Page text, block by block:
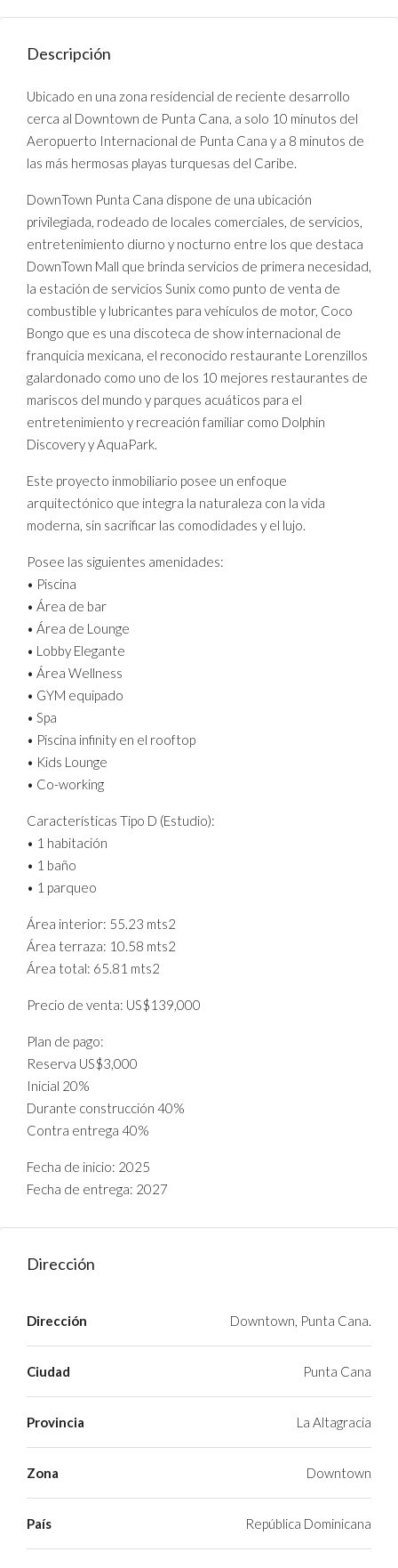
Descripción
Ubicado en una zona residencial de reciente desarrollo
cerca al Downtown de Punta Cana, a solo 10 minutos del
Aeropuerto Internacional de Punta Cana y a 8 minutos de
las más hermosas playas turquesas del Caribe.
DownTown Punta Cana dispone de una ubicación
privilegiada, rodeado de locales comerciales, de servicios,
entretenimiento diurno y nocturno entre los que destaca
DownTown Mall que brinda servicios de primera necesidad,
la estación de servicios Sunix como punto de venta de
combustible y lubricantes para vehículos de motor, Coco
Bongo que es una discoteca de show internacional de
franquicia mexicana, el reconocido restaurante Lorenzillos
galardonado como uno de los 10 mejores restaurantes de
mariscos del mundo y parques acuáticos para el
entretenimiento y recreación familiar como Dolphin
Discovery y AquaPark.
Este proyecto inmobiliario posee un enfoque
arquitectónico que integra la naturaleza con la vida
moderna, sin sacrificar las comodidades y el lujo.
Posee las siguientes amenidades:
• Piscina
• Área de bar
• Área de Lounge
• Lobby Elegante
• Área Wellness
• GYM equipado
• Spa
• Piscina infinity en el rooftop
• Kids Lounge
• Co-working
Características Tipo D (Estudio):
• 1 habitación
• 1 baño
• 1 parqueo
Área interior: 55.23 mts2
Área terraza: 10.58 mts2
Área total: 65.81 mts2
Precio de venta: US$139,000
Plan de pago:
Reserva US$3,000
Inicial 20%
Durante construcción 40%
Contra entrega 40%
Fecha de inicio: 2025
Fecha de entrega: 2027
Dirección
Dirección Downtown, Punta Cana.
Ciudad Punta Cana
Provincia La Altagracia
Zona Downtown
País República Dominicana